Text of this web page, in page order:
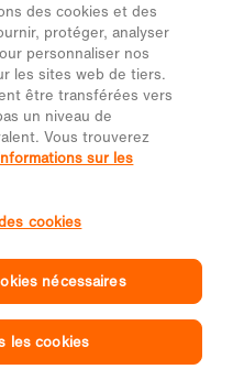
des cookies et des
protéger, analyser
personnaliser nos
les sites web de tiers.
être transférées vers
un niveau de
Vous trouverez
sur les
cookies
nécessaires
les cookies